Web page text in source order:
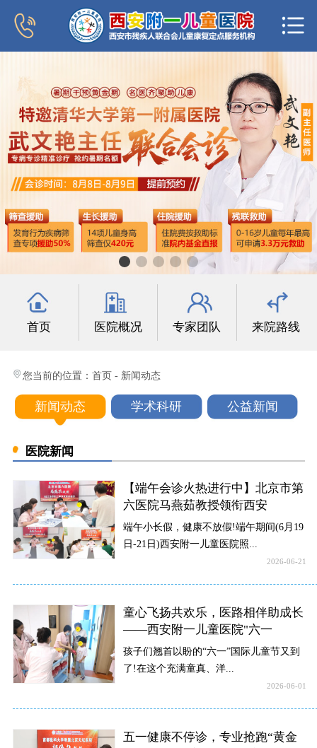
新闻中心
专家团队
科室导航
行为发育科
小儿内分泌科
光影纪实
健康科普
联系我们
首页 医院概况 专家团队 来院路线
您当前的位置： 首页 - 新闻动态
新闻动态 学术科研 公益新闻
医院新闻
【端午会诊火热进行中】北京市第
六医院马燕茹教授领衔西安
端午小长假，健康不放假!端午期间(6月19
日-21日)西安附一儿童医院照...
2026-06-21
童心飞扬共欢乐，医路相伴助成长
——西安附一儿童医院"六一
孩子们翘首以盼的“六一”国际儿童节又到
了!在这个充满童真、洋...
2026-06-01
五一健康不停诊，专业抢跑“黄金